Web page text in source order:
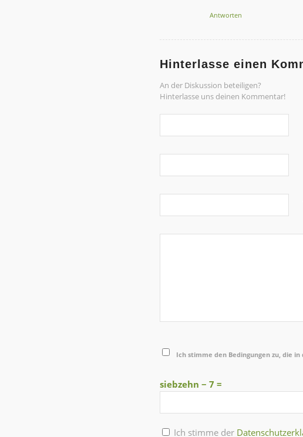
Antworten
Hinterlasse einen
An der Diskussion beteiligen?
Hinterlasse uns deinen Kommentar!
Ich stimme den Bedingungen zu, die in
siebzehn − 7 =
Ich stimme der